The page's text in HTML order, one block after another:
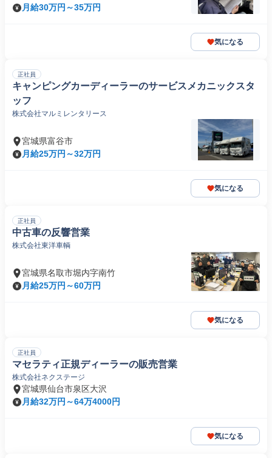
月給30万円～35万円
気になる
正社員
キャンピングカーディーラーのサービスメカニックスタ
ッフ
株式会社マルミレンタリース
宮城県富谷市
月給25万円～32万円
気になる
正社員
中古車の反響営業
株式会社東洋車輌
宮城県名取市堀内字南竹
月給25万円～60万円
気になる
正社員
マセラティ正規ディーラーの販売営業
株式会社ネクステージ
宮城県仙台市泉区大沢
月給32万円～64万4000円
気になる